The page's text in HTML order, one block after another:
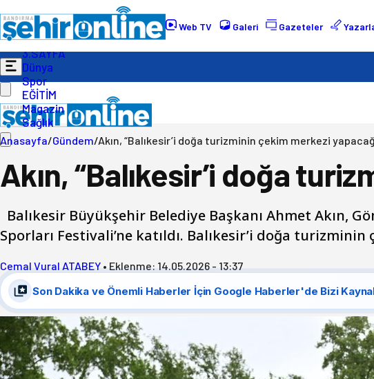
Web TV Galeri Gazeteler
Gündem
Ekonomi
Politika
3.SAYFA
Dünya
Spor
EĞİTİM
Magazin
Sağlık
Anasayfa/Gündem/Akın, “Balıkesir’i doğa turizminin çekim merkezi
Akın, “Balıkesir’i doğa
Balıkesir Büyükşehir Belediye Başkanı Ahmet Akın,
Sporları Festivali’ne katıldı. Balıkesir’i doğa
Cemal Vural ATABEY • Eklenme: 14.05.2026 - 13:37
Son Dakika ve Önemli Haberler İçin Google Haberler'de Bizi